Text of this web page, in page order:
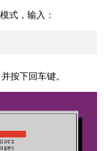
模式，输入：
按下回车键。